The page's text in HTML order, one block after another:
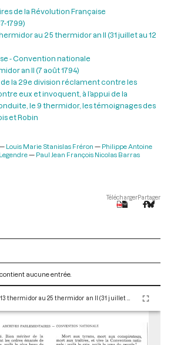
de la Révolution Française
1799)
au 25 thermidor an II (31 juillet au 12
- Convention nationale
an II (7 août 1794)
la 29e division réclament contre les
eux et invoquent, à l’appui de la
le 9 thermidor, les témoignages des
et Robin
Louis Marie Stanislas Fréron
Philippe Antoine
Paul Jean François Nicolas Barras
TéléchargerPartager
aucune entrée.